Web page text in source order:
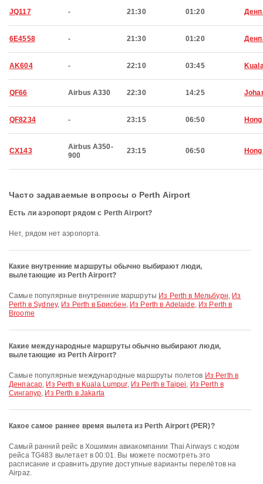
JQ117 - 21:30 01:20
6E4558 - 21:30 01:20
AK604 - 22:10 03:45
QF66 Airbus A330 22:30 14:25
QF8234 - 23:15 06:50
CX143
Airbus A350-
900
23:15 06:50
Часто задаваемые вопросы о Perth Airport
Есть ли аэропорт рядом с Perth Airport?
Нет, рядом нет аэропорта.
Какие внутренние маршруты обычно выбирают люди,
вылетающие из Perth Airport?
Самые популярные внутренние маршруты Из Perth в Мельбурн, Из
Perth в Sydney, Из Perth в Брисбен, Из Perth в Adelaide, Из Perth в
Broome
Какие международные маршруты обычно выбирают люди,
вылетающие из Perth Airport?
Самые популярные международные маршруты полетов Из Perth в
Денпасар, Из Perth в Kuala Lumpur, Из Perth в Taipei, Из Perth в
Сингапур, Из Perth в Jakarta
Какое самое раннее время вылета из Perth Airport (PER)?
Самый ранний рейс в Хошимин авиакомпании Thai Airways с кодом
рейса TG483 вылетает в 00:01. Вы можете посмотреть это
расписание и сравнить другие доступные варианты перелётов на
Airpaz.